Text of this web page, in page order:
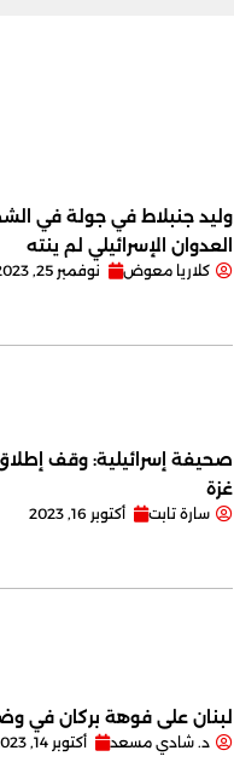
وليد جنبلاط في جولة في
العدوان الإسرائيلي لم ينته
كلاريا معوض نوفمبر 25, 2023
صحيفة إسرائيلية: وقف
غزة
سارة تابت أكتوبر 16, 2023
لبنان على فوهة بركان في
د. شادي مسعد أكتوبر 14, 2023